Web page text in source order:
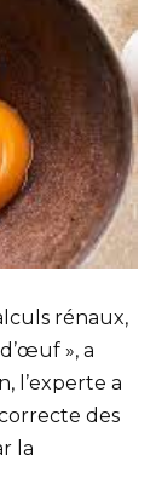
rénaux,
», a
l’experte a
des
la